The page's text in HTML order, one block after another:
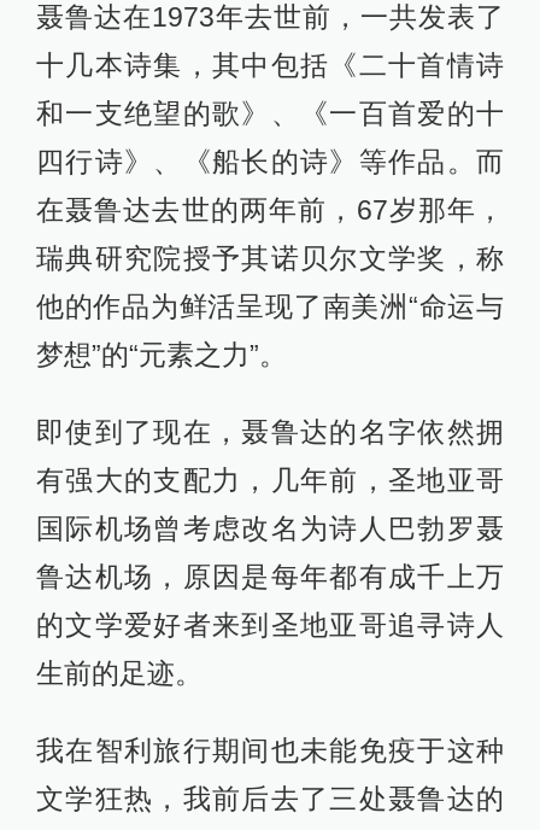
聂鲁达在1973年去世前，一共发表了
十几本诗集，其中包括《二十首情诗
和一支绝望的歌》、《一百首爱的十
四行诗》、《船长的诗》等作品。而
在聂鲁达去世的两年前，67岁那年，
瑞典研究院授予其诺贝尔文学奖，称
他的作品为鲜活呈现了南美洲“命运与
梦想”的“元素之力”。
即使到了现在，聂鲁达的名字依然拥
有强大的支配力，几年前，圣地亚哥
国际机场曾考虑改名为诗人巴勃罗聂
鲁达机场，原因是每年都有成千上万
的文学爱好者来到圣地亚哥追寻诗人
生前的足迹。
我在智利旅行期间也未能免疫于这种
文学狂热，我前后去了三处聂鲁达的